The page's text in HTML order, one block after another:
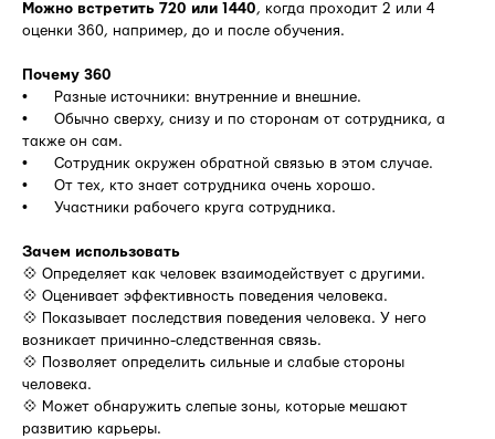
Можно встретить 720 или 1440, когда проходит 2 или 4
оценки 360, например, до и после обучения.
Почему 360
• Разные источники: внутренние и внешние.
• Обычно сверху, снизу и по сторонам от сотрудника, а
также он сам.
• Сотрудник окружен обратной связью в этом случае.
• От тех, кто знает сотрудника очень хорошо.
• Участники рабочего круга сотрудника.
Зачем использовать
💠 Определяет как человек взаимодействует с другими.
💠 Оценивает эффективность поведения человека.
💠 Показывает последствия поведения человека. У него
возникает причинно-следственная связь.
💠 Позволяет определить сильные и слабые стороны
человека.
💠 Может обнаружить слепые зоны, которые мешают
развитию карьеры.